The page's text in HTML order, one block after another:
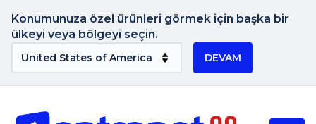
Konumunuza özel ürünleri görmek için başka bir
ülkeyi veya bölgeyi seçin.
DEVAM